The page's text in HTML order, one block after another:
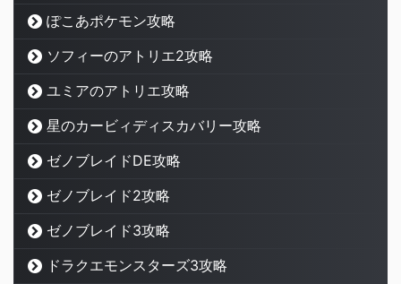
ぽこあポケモン攻略
ソフィーのアトリエ2攻略
ユミアのアトリエ攻略
星のカービィディスカバリー攻略
ゼノブレイドDE攻略
ゼノブレイド2攻略
ゼノブレイド3攻略
ドラクエモンスターズ3攻略